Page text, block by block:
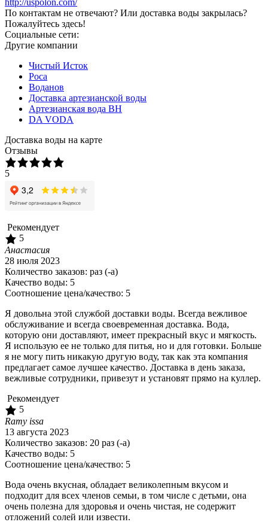
По контактам не отвечают? Или доставка воды закрылась?
Пожалуйтесь здесь!
Социальные сети:
Другие компании
Чистый Исток
Роса
Воданов
Доставка артезианской воды
Артезианская вода ВН
DA VODA
Доставка воды на карте
Отзывы
5
/ 2 отзывов
Рекомендует
5
Анастасия
28 июля 2023
Количество заказов: раз (-а)
Качество воды: 5
Соотношение цена/качество: 5
Я довольна этой службой доставки воды. Всегда вежливое
обслуживание и всегда своевременная доставка. Вода,
которую они доставляют, имеет прекрасный вкус и мягкость.
Я использую ее не только для питья, но и для готовки. Больше
я не могу пить никакую другую воду, так как эта компания
предлагает самое лучшее качество. Доставка в день заказа,
вежливые сотрудники, привезут и установят прямо на куллер.
Рекомендует
5
Ramy issa
13 августа 2023
Количество заказов: 20 раз (-а)
Качество воды: 5
Соотношение цена/качество: 5
Вода очень вкусная, обладает великолепным вкусом и
подходит для всех членов семьи, в том числе с детьми, она
очень полезна для здоровья и очень чистая, не содержит
отложений солей или извести.